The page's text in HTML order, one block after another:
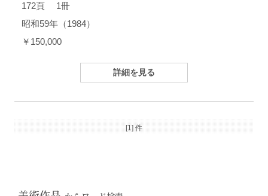
172頁 1冊
昭和59年（1984）
￥150,000
詳細を見る
[1] 件